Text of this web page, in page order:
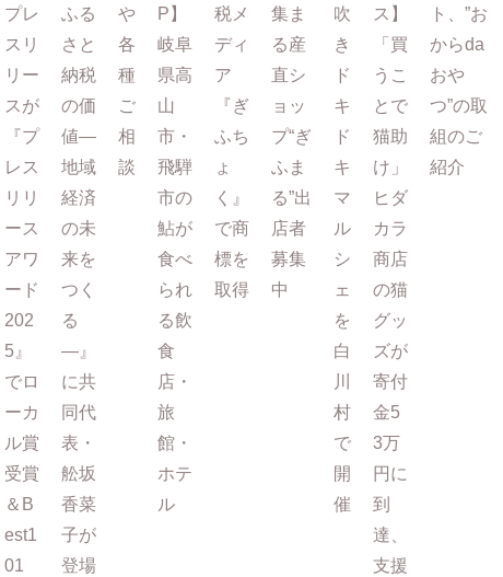
プレ
スリ
リー
スが
『プ
レス
リリ
ース
アワ
ード
202
5』
でロ
ーカ
ル賞
受賞
＆B
est1
01
ふる
さと
納税
の価
値―
地域
経済
の未
来を
つく
る
―』
に共
同代
表・
舩坂
香菜
子が
登場
や
各
種
ご
相
談
P】
岐阜
県高
山
市・
飛騨
市の
鮎が
食べ
られ
る飲
食
店・
旅
館・
ホテ
ル
税メ
ディ
ア
『ぎ
ふち
ょ
く』
で商
標を
取得
集ま
る産
直シ
ョッ
プ“ぎ
ふま
る”出
店者
募集
中
吹
き
ド
キ
ド
キ
マ
ル
シ
ェ
を
白
川
村
で
開
催
ス】
「買
うこ
とで
猫助
け」
ヒダ
カラ
商店
の猫
グッ
ズが
寄付
金5
3万
円に
到
達、
支援
ト、”お
からda
おや
つ”の取
組のご
紹介